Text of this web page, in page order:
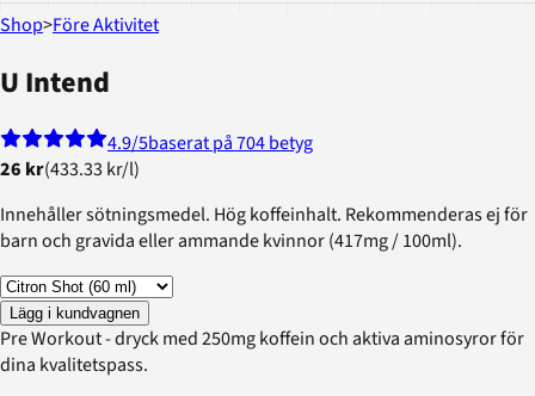
Shop>Före Aktivitet
U Intend
4.9/5baserat på 704 betyg
26 kr(433.33 kr/l)
Innehåller sötningsmedel. Hög koffeinhalt. Rekommenderas ej för
barn och gravida eller ammande kvinnor (417mg / 100ml).
Lägg i kundvagnen
Pre Workout - dryck med 250mg koffein och aktiva aminosyror för
dina kvalitetspass.